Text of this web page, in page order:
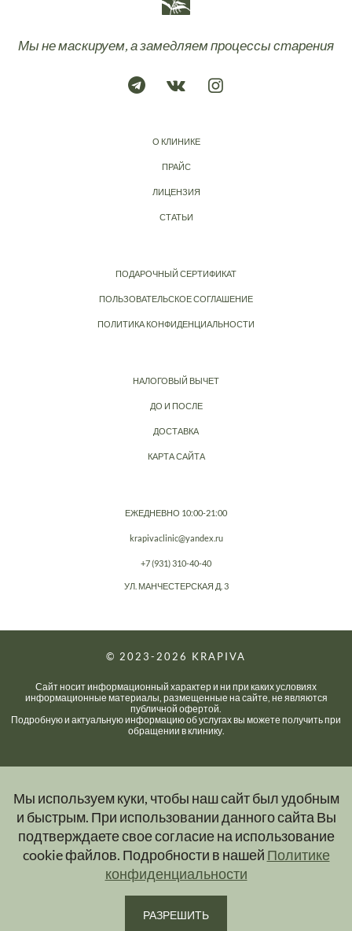
Мы используем куки, чтобы наш сайт был удобным
и быстрым. При использовании данного сайта Вы
подтверждаете свое согласие на использование
cookie файлов. Подробности в нашей Политике
конфиденциальности
РАЗРЕШИТЬ
Мы не маскируем, а замедляем процессы старения
О КЛИНИКЕ
ПРАЙС
ЛИЦЕНЗИЯ
СТАТЬИ
ПОДАРОЧНЫЙ СЕРТИФИКАТ
ПОЛЬЗОВАТЕЛЬСКОЕ СОГЛАШЕНИЕ
ПОЛИТИКА КОНФИДЕНЦИАЛЬНОСТИ
НАЛОГОВЫЙ ВЫЧЕТ
ДО И ПОСЛЕ
ДОСТАВКА
КАРТА САЙТА
ЕЖЕДНЕВНО 10:00-21:00
krapivaclinic@yandex.ru
+7 (931) 310-40-40
УЛ. МАНЧЕСТЕРСКАЯ Д. 3
© 2023-2026 KRAPIVA
Сайт носит информационный характер и ни при каких условиях
информационные материалы, размещенные на сайте, не являются
публичной офертой.
Подробную и актуальную информацию об услугах вы можете получить при
обращении в клинику.